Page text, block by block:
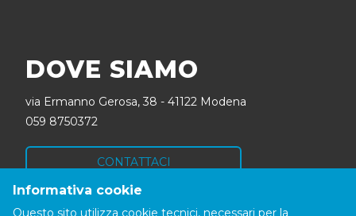
DOVE SIAMO
via Ermanno Gerosa, 38 - 41122 Modena
059 8750372
CONTATTACI
Informativa cookie
Questo sito utilizza cookie tecnici, necessari per la